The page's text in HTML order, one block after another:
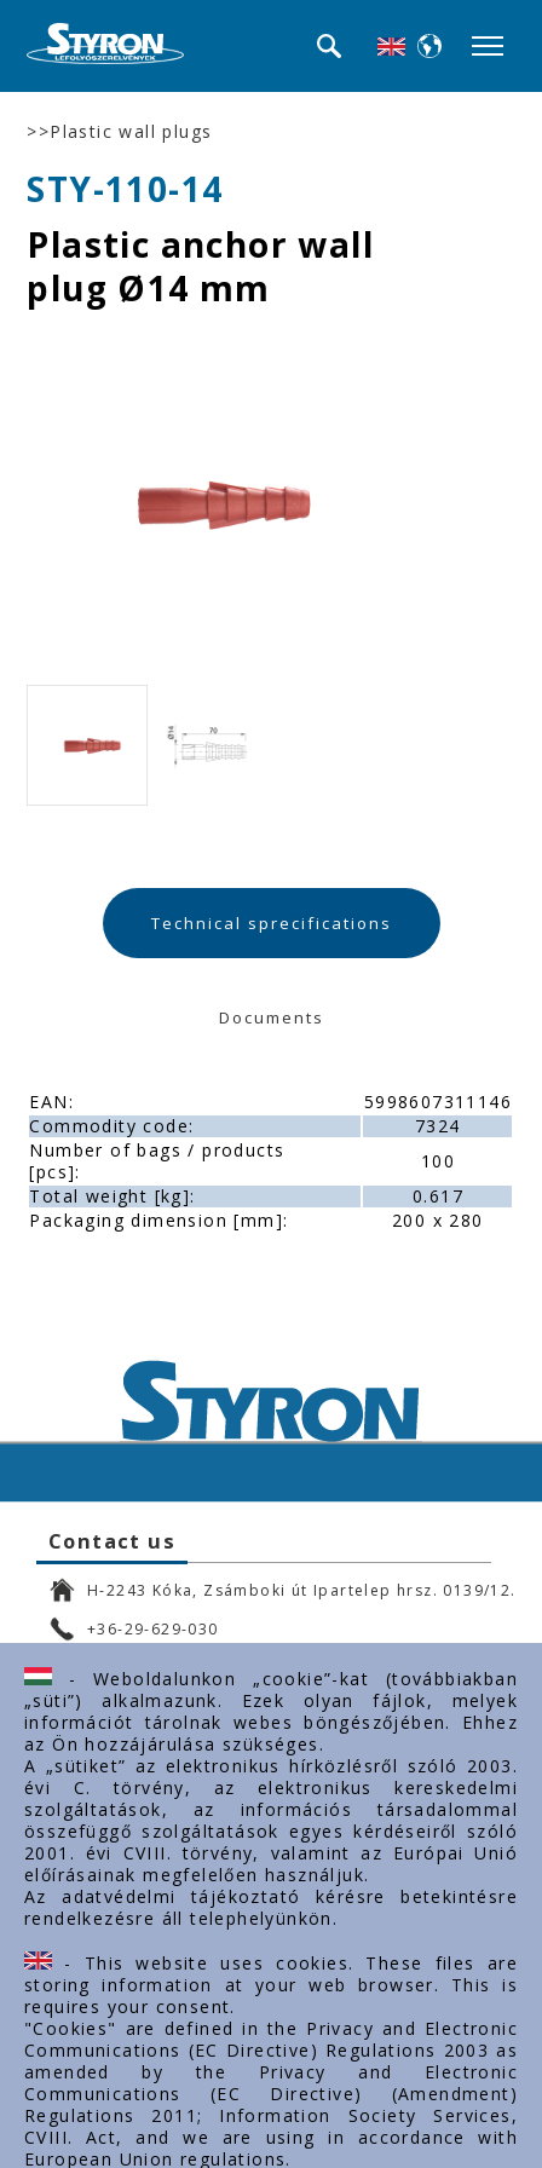
>>Plastic wall plugs
STY-110-14
Plastic anchor wall
plug Ø14 mm
Technical sprecifications
Documents
EAN:
5998607311146
Commodity code:
7324
Number of bags / products
[pcs]:
100
Total weight [kg]:
0.617
Packaging dimension [mm]:
200 x 280
Contact us
H-2243 Kóka, Zsámboki út Ipartelep hrsz. 0139/12.
+36-29-629-030
ertekesites@styron.hu
export@styron.hu
www.styron.hu
Important links
About us
Documents
Contacts
Career
- Weboldalunkon „cookie”-kat (továbbiakban
„süti”) alkalmazunk. Ezek olyan fájlok, melyek
információt tárolnak webes böngészőjében. Ehhez
az Ön hozzájárulása szükséges.
A „sütiket” az elektronikus hírközlésről szóló 2003.
évi C. törvény, az elektronikus kereskedelmi
szolgáltatások, az információs társadalommal
összefüggő szolgáltatások egyes kérdéseiről szóló
2001. évi CVIII. törvény, valamint az Európai Unió
előírásainak megfelelően használjuk.
Az adatvédelmi tájékoztató kérésre betekintésre
rendelkezésre áll telephelyünkön.
- This website uses cookies. These files are
storing information at your web browser. This is
requires your consent.
"Cookies" are defined in the Privacy and Electronic
Communications (EC Directive) Regulations 2003 as
amended by the Privacy and Electronic
Communications (EC Directive) (Amendment)
Regulations 2011; Information Society Services,
CVIII. Act, and we are using in accordance with
European Union regulations.